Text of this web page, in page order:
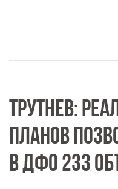
ТРУТНЕВ:
ПЛАНОВ
В ДФО 233